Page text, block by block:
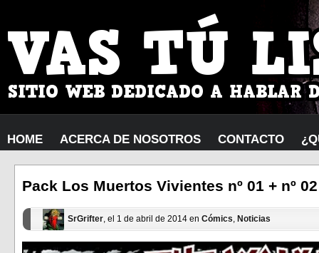
HOME ACERCA DE NOSOTROS CONTACTO
Pack Los Muertos Vivientes nº 01 + nº
SrGrifter, el 1 de abril de 2014 en Cómics, Noticias